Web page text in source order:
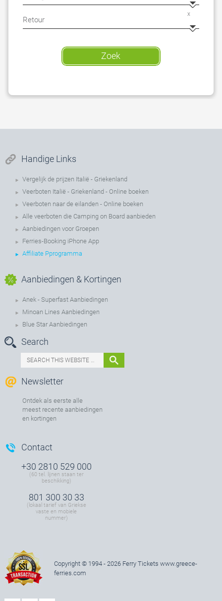
x
Zoek
Handige Links
Vergelijk de prijzen Italië - Griekenland
Veerboten Italië - Griekenland - Online boeken
Veerboten naar de eilanden - Online boeken
Alle veerboten die Camping on Board aanbieden
Aanbiedingen voor Groepen
Ferries-Booking iPhone App
Affiliate Pprogramma
Aanbiedingen & Kortingen
Anek - Superfast Aanbiedingen
Minoan Lines Aanbiedingen
Blue Star Aanbiedingen
Search
Newsletter
Ontdek als eerste alle
meest recente aanbiedingen
en kortingen
Contact
+30 2810 529 000
(60 tel. lijnen staan ter
beschikking)
801 300 30 33
(lokaal tarief van Griekse
vaste en mobiele
nummer)
Copyright © 1994 - 2026 Ferry Tickets www.greece-
ferries.com